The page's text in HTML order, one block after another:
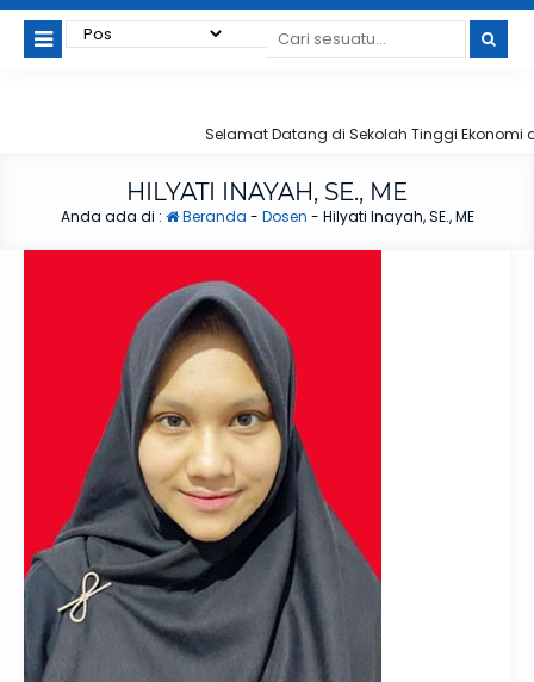
Selamat Datang di Sekolah Tinggi Ekonomi
HILYATI INAYAH, SE., ME
Anda ada di : Beranda - Dosen - Hilyati Inayah, SE., ME